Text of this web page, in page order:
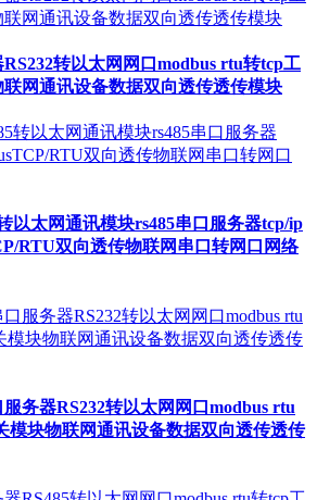
转以太网网口modbus rtu转tcp工
网通讯设备数据双向透传透传模块
以太网通讯模块rs485串口服务器tcp/ip
RTU双向透传物联网串口转网口网络
务器RS232转以太网网口modbus rtu
模块物联网通讯设备数据双向透传透传